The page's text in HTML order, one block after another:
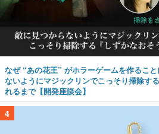
なぜ “あの花王” がホラーゲームを作るこ
ないようにマジックリンでこっそり掃除す
れるまで【開発座談会】
4